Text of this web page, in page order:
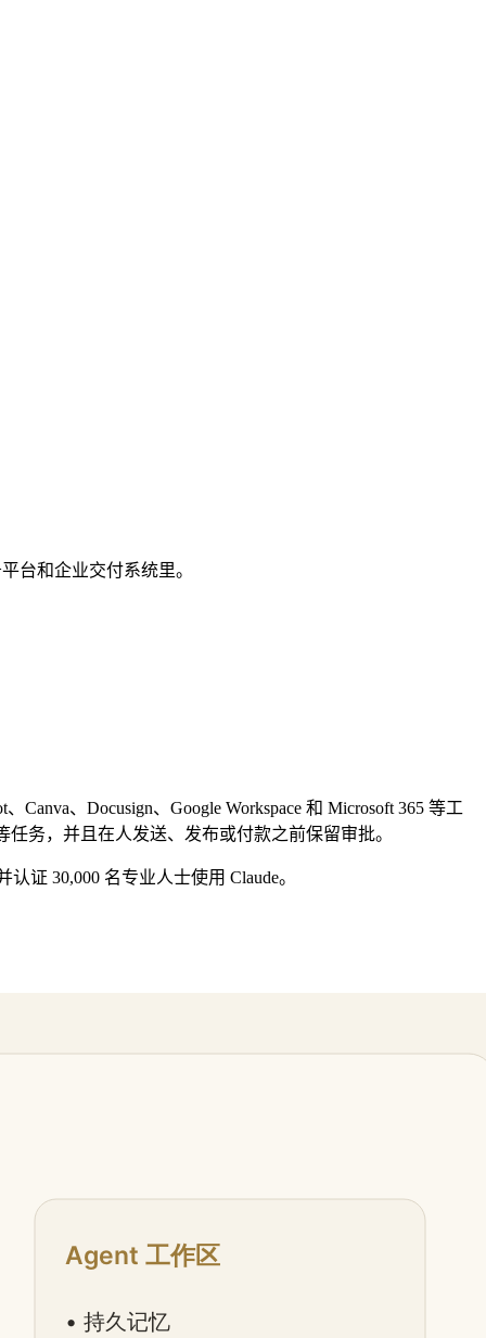
台和企业交付系统里。
Canva、Docusign、Google Workspace 和 Microsoft 365 等工
任务，并且在人发送、发布或付款之前保留审批。
证 30,000 名专业人士使用 Claude。